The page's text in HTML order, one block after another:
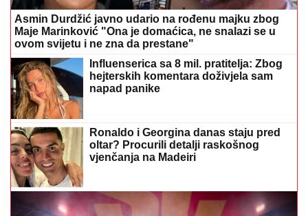
Asmin Durdžić javno udario na rođenu majku zbog
Maje Marinković "Ona je domaćica, ne snalazi se u
ovom svijetu i ne zna da prestane"
Influenserica sa 8 mil. pratitelja: Zbog
hejterskih komentara doživjela sam
napad panike
Ronaldo i Georgina danas staju pred
oltar? Procurili detalji raskošnog
vjenčanja na Madeiri